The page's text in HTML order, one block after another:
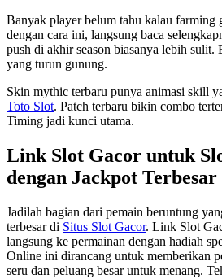
Banyak player belum tahu kalau farming
dengan cara ini, langsung baca
push di akhir season biasanya lebih sulit.
yang turun gunung.
Skin mythic terbaru punya animasi skill
Toto Slot. Patch terbaru bikin combo
Timing jadi kunci utama.
Link Slot Gacor untuk
dengan Jackpot
Jadilah bagian dari pemain beruntung
terbesar di Situs Slot Gacor. Link Slot
langsung ke permainan dengan hadiah
Online ini dirancang untuk memberikan
seru dan peluang besar untuk menang.